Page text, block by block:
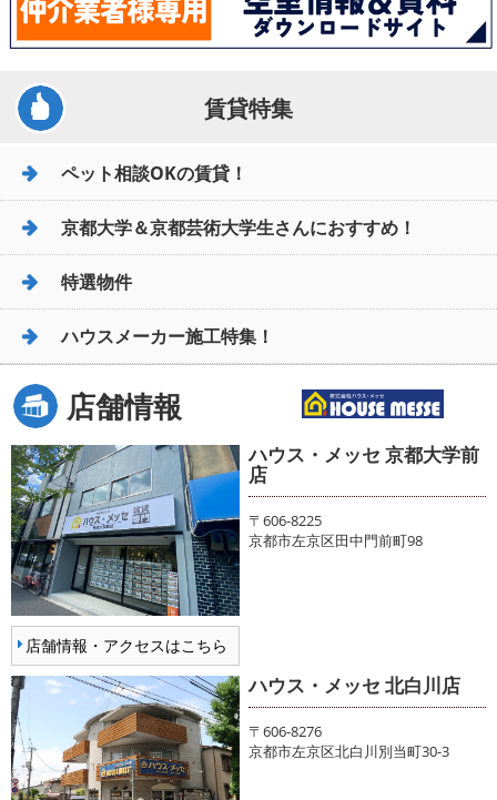
賃貸特集
ペット相談OKの賃貸！
京都大学＆京都芸術大学生さんにおすすめ！
特選物件
ハウスメーカー施工特集！
店舗情報
店舗情報・アクセスはこちら
ハウス・メッセ 京都大学前
店
〒606-8225
京都市左京区田中門前町98
ハウス・メッセ 北白川店
〒606-8276
京都市左京区北白川別当町30-3